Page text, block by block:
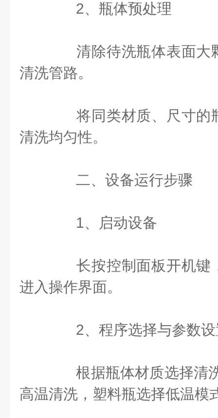
‌2、瓶体预处理‌
清除待洗瓶体表面大
清洗管路。
将同类材质、尺寸的
清洗均匀性。
二、设备运行步骤
‌1、启动设备‌
长按控制面板开机键
进入操作界面。
‌2、程序选择与参数设
根据瓶体材质选择清
高温清洗，塑料瓶选择低温模